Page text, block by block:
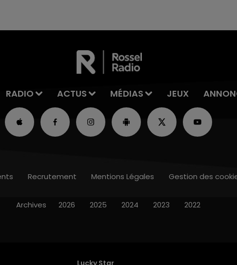
RADIO ACTUS MÉDIAS JEUX
Lucky Star
Recrutement Mentions Légales Gestion des
Archives 2026 2025 2024 2023 2022